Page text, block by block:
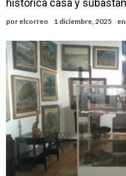
Comienza una mesa de
Biblioteca Popular Nosotros
Sueño albiceleste: la
Selección Argentina
Roxana Carabajal dejó su
histórica casa y
por elcorreo 1 diciembre, 2025